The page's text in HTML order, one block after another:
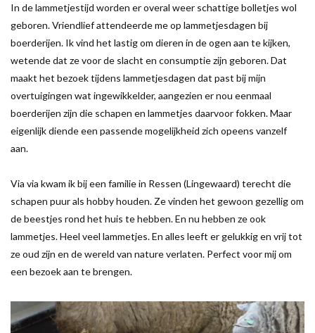
In de lammetjestijd worden er overal weer schattige bolletjes wol
geboren. Vriendlief attendeerde me op lammetjesdagen bij
boerderijen. Ik vind het lastig om dieren in de ogen aan te kijken,
wetende dat ze voor de slacht en consumptie zijn geboren. Dat
maakt het bezoek tijdens lammetjesdagen dat past bij mijn
overtuigingen wat ingewikkelder, aangezien er nou eenmaal
boerderijen zijn die schapen en lammetjes daarvoor fokken. Maar
eigenlijk diende een passende mogelijkheid zich opeens vanzelf
aan.
Via via kwam ik bij een familie in Ressen (Lingewaard) terecht die
schapen puur als hobby houden. Ze vinden het gewoon gezellig om
de beestjes rond het huis te hebben. En nu hebben ze ook
lammetjes. Heel veel lammetjes. En alles leeft er gelukkig en vrij tot
ze oud zijn en de wereld van nature verlaten. Perfect voor mij om
een bezoek aan te brengen.